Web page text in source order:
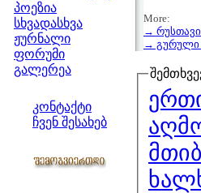
პოეზია
სხვადასხვა
ჟურნალი
ფორუმი
გალერეა
კონტაქტი
ჩვენ შესახებ
More:
→ რუსთავი
→ გურული